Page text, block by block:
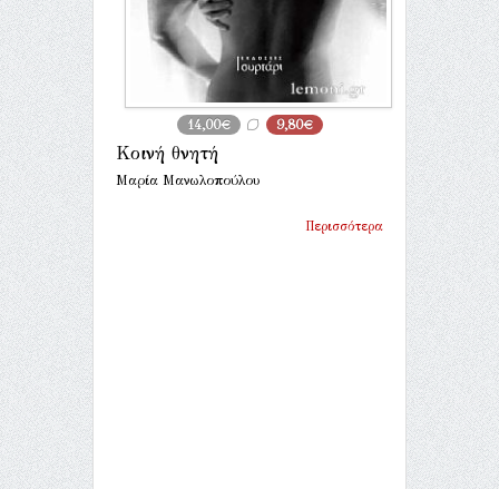
14,00€ 9,80€
Κοινή θνητή
Μαρία Μανωλοπούλου
Περισσότερα